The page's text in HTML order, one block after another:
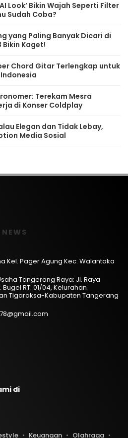
Look’ Bikin Wajah Seperti Filter
Sudah Coba?
yang Paling Banyak Dicari di
Bikin Kaget!
Chord Gitar Terlengkap untuk
Terekam Mesra
di Konser Coldplay
Elegan dan Tidak Lebay,
Media Sosial
Kel. Pager Agung Kec. Walantaka
Tangerang Raya: Jl. Raya
RT. 01/04, Kelurahan
Tigaraksa-Kabupaten Tangerang
di
Keuangan Olahraga